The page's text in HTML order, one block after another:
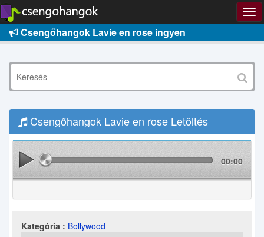
Csengőhangok Lavie en rose ingyen
Csengőhangok Lavie en rose Letöltés
00:00
Kategória : Bollywood